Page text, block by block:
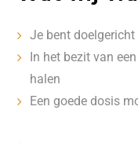
Je bent doelgericht
In het bezit van
halen
Een goede dosis